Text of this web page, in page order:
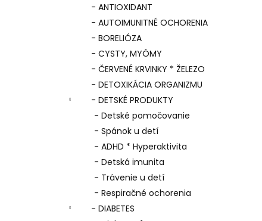
- ANTIOXIDANT
- AUTOIMUNITNÉ OCHORENIA
- BORELIÓZA
- CYSTY, MYÓMY
- ČERVENÉ KRVINKY * ŽELEZO
- DETOXIKÁCIA ORGANIZMU
- DETSKÉ PRODUKTY
- Detské pomočovanie
- Spánok u detí
- ADHD * Hyperaktivita
- Detská imunita
- Trávenie u detí
- Respiračné ochorenia
- DIABETES